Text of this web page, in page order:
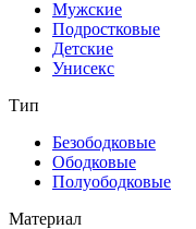
Мужские
Подростковые
Детские
Унисекс
Тип
Безободковые
Ободковые
Полуободковые
Материал